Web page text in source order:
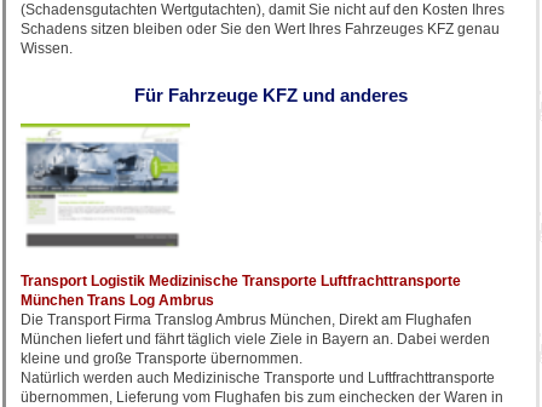
(Schadensgutachten Wertgutachten), damit Sie nicht auf den Kosten Ihres
Schadens sitzen bleiben oder Sie den Wert Ihres Fahrzeuges KFZ genau
Wissen.
Für Fahrzeuge KFZ und anderes
Transport Logistik Medizinische Transporte Luftfrachttransporte
München Trans Log Ambrus
Die Transport Firma Translog Ambrus München, Direkt am Flughafen
München liefert und fährt täglich viele Ziele in Bayern an. Dabei werden
kleine und große Transporte übernommen.
Natürlich werden auch Medizinische Transporte und Luftfrachttransporte
übernommen, Lieferung vom Flughafen bis zum einchecken der Waren in